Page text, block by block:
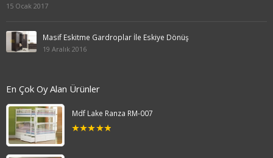
15 Ocak 2017
Masif Eskitme Gardroplar İle Eskiye Dönüş
19 Aralık 2016
En Çok Oy Alan Ürünler
Mdf Lake Ranza RM-007